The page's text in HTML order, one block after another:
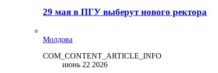
29 мая в ПГУ выберут нового ректора
Молдова
COM_CONTENT_ARTICLE_INFO
июнь 22 2026